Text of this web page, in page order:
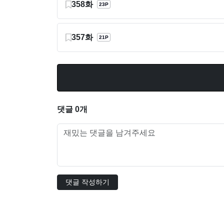
358화 23P
357화 21P
댓글 0개
댓글 작성하기